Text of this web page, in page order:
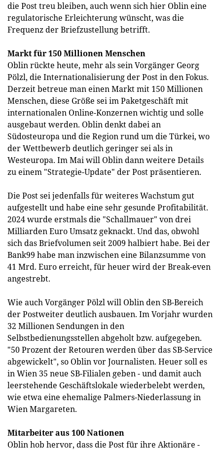
die Post treu bleiben, auch wenn sich hier Oblin eine
regulatorische Erleichterung wünscht, was die
Frequenz der Briefzustellung betrifft.
Markt für 150 Millionen Menschen
Oblin rückte heute, mehr als sein Vorgänger Georg
Pölzl, die Internationalisierung der Post in den Fokus.
Derzeit betreue man einen Markt mit 150 Millionen
Menschen, diese Größe sei im Paketgeschäft mit
internationalen Online-Konzernen wichtig und solle
ausgebaut werden. Oblin denkt dabei an
Südosteuropa und die Region rund um die Türkei, wo
der Wettbewerb deutlich geringer sei als in
Westeuropa. Im Mai will Oblin dann weitere Details
zu einem "Strategie-Update" der Post präsentieren.
Die Post sei jedenfalls für weiteres Wachstum gut
aufgestellt und habe eine sehr gesunde Profitabilität.
2024 wurde erstmals die "Schallmauer" von drei
Milliarden Euro Umsatz geknackt. Und das, obwohl
sich das Briefvolumen seit 2009 halbiert habe. Bei der
Bank99 habe man inzwischen eine Bilanzsumme von
41 Mrd. Euro erreicht, für heuer wird der Break-even
angestrebt.
Wie auch Vorgänger Pölzl will Oblin den SB-Bereich
der Postweiter deutlich ausbauen. Im Vorjahr wurden
32 Millionen Sendungen in den
Selbstbedienungsstellen abgeholt bzw. aufgegeben.
"50 Prozent der Retouren werden über das SB-Service
abgewickelt", so Oblin vor Journalisten. Heuer soll es
in Wien 35 neue SB-Filialen geben - und damit auch
leerstehende Geschäftslokale wiederbelebt werden,
wie etwa eine ehemalige Palmers-Niederlassung in
Wien Margareten.
Mitarbeiter aus 100 Nationen
Oblin hob hervor, dass die Post für ihre Aktionäre -